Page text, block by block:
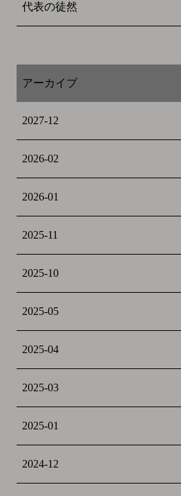
代表の徒然
アーカイブ
2027-12
2026-02
2026-01
2025-11
2025-10
2025-05
2025-04
2025-03
2025-01
2024-12